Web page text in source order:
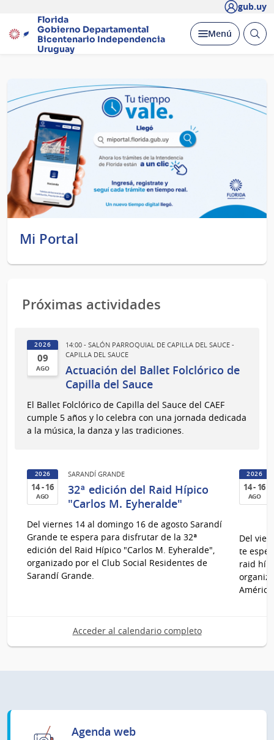
gub.uy
Florida
Gobierno Departamental
Bicentenario Independencia
Uruguay
Desplegar
Menú Abrir
Página
principal
Mi Portal
Próximas actividades
2026
09
AGO
Ago
del
14:00 - SALÓN PARROQUIAL DE CAPILLA DEL SAUCE -
CAPILLA DEL SAUCE
Actuación del Ballet Folclórico de
Capilla del Sauce
El Ballet Folclórico de Capilla del Sauce del CAEF
cumple 5 años y lo celebra con una jornada dedicada
a la música, la danza y las tradiciones.
2026
14 - 16
AGO
al
16
de
Ago
SARANDÍ GRANDE
32ª edición del Raid Hípico
"Carlos M. Eyheralde"
Del viernes 14 al domingo 16 de agosto Sarandí
Grande te espera para disfrutar de la 32ª
edición del Raid Hípico "Carlos M. Eyheralde",
organizado por el Club Social Residentes de
Sarandí Grande.
2026
14 - 16
AGO
16
de
Ago
del
Del
te
raid
Acceder al calendario completo
Agenda web